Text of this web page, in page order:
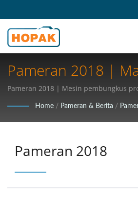
Pameran 2018 |
Efisiensi: Temukan
Kemasan
Terbaik Untuk
Pameran 2018 | Mesin pembungkus
Home / Pameran & Berita /
Pameran 2018